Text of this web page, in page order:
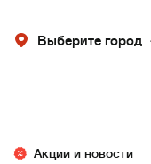
Выберите город
Акции и новости